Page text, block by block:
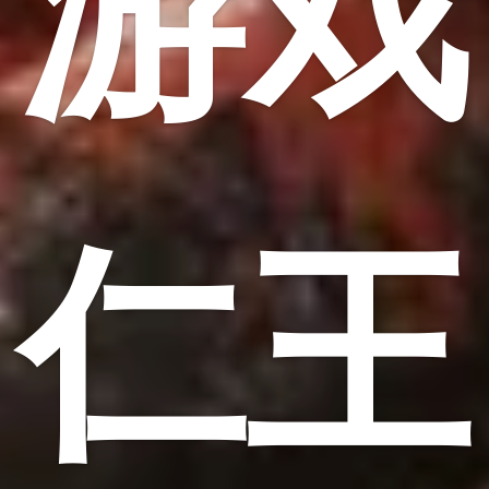
仁王